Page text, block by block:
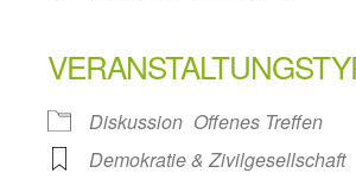
Diskussion Offenes Treffen
Demokratie & Zivilgesellschaft